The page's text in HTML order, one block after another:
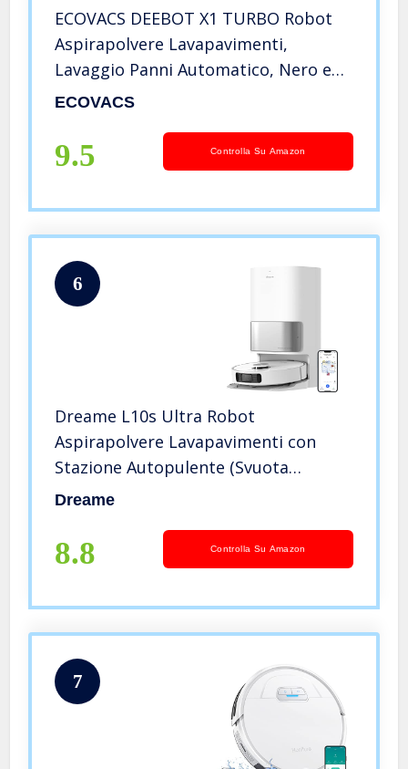
ECOVACS DEEBOT X1 TURBO Robot
Aspirapolvere Lavapavimenti,
Lavaggio Panni Automatico, Nero e
Argento, 260 min, 360 ㎡, Panni di
Monitoraggio in Tempo Reale &
Video-Chiamata
ECOVACS
9.5 Controlla Su Amazon
6
Dreame L10s Ultra Robot
Aspirapolvere Lavapavimenti con
Stazione Autopulente (Svuota
Polvere, Pulisce Asciuga Moci)
Tappeti Peli Animali, Batteria 210m
Dreame
8.8 Controlla Su Amazon
7